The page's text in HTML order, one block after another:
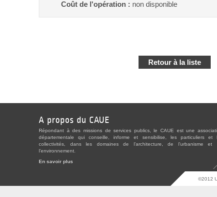
Coût de l'opération : non disponible
Retour à la liste
A propos du CAUE
Répondant à des missions de services publics, le CAUE est une
départementale qui conseille, informe et sensibilise, les particuliers et
collectivités, dans les domaines de l’architecture, de l’urbanisme et
l’environnement.
En savoir plus
©2012